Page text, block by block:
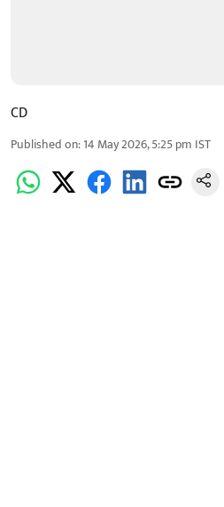
CD
Published on:14 May 2026, 5:25 pm IST